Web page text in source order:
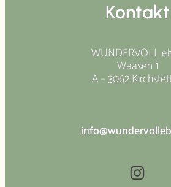
Kontakt
WUNDERVOLL
Waasen 1
A – 3062
Instagram